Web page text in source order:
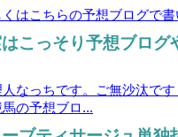
はこちらの予想ブログで
こっそり予想ブロ
なっちです。ご無沙汰で
馬の予想ブロ...